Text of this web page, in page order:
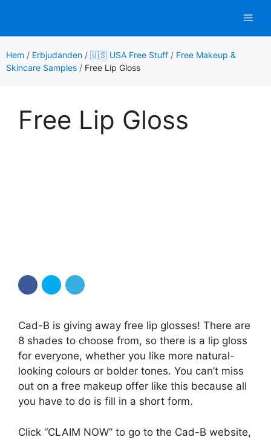
innehåll
Hem / Erbjudanden / 🇺🇸 USA Free Stuff / Free Makeup &
Skincare Samples / Free Lip Gloss
Free Lip Gloss
Cad-B is giving away free lip glosses! There are
8 shades to choose from, so there is a lip gloss
for everyone, whether you like more natural-
looking colours or bolder tones. You can’t miss
out on a free makeup offer like this because all
you have to do is fill in a short form.
Click “CLAIM NOW” to go to the Cad-B website,